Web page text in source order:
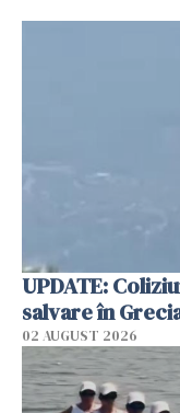
UPDATE:
salvare în
02 AUGUST 2026